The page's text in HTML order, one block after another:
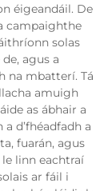
éigeandáil. De
campaighthe
solas
agus a
na mbatterí. Tá
amuigh
as ábhair a
d’fhéadfadh a
fuarán, agus
linn eachtraí
ar fáil i